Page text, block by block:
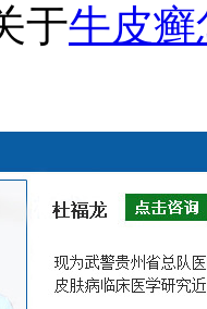
于牛皮